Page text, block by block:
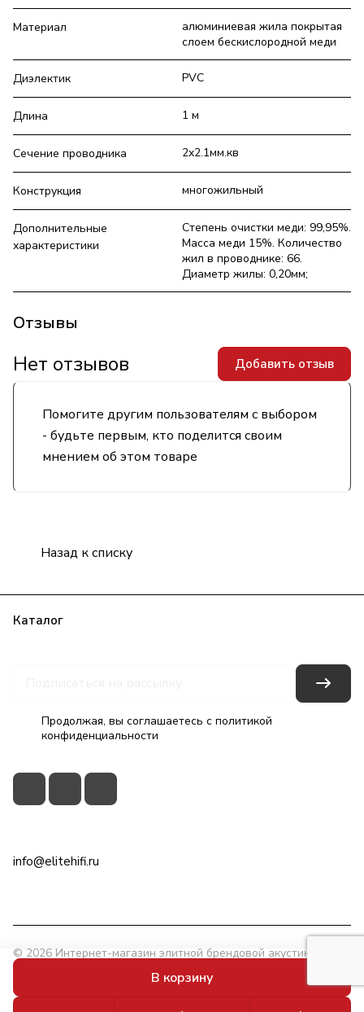
В корзину
Материал
алюминиевая жила покрытая
слоем бескислородной меди
Диэлектик PVC
Длина 1 м
Сечение проводника 2x2.1мм.кв
Конструкция многожильный
Дополнительные
характеристики
Степень очистки меди: 99,95%.
Масса меди 15%. Количество
жил в проводнике: 66.
Диаметр жилы: 0,20мм;
Отзывы
Помогите другим пользователям с выбором
- будьте первым, кто поделится своим
мнением об этом товаре
Нет отзывов Добавить отзыв
Назад к списку
Каталог
Продолжая, вы соглашаетесь с политикой
конфиденциальности
info@elitehifi.ru
© 2026 Интернет-магазин элитной брендовой акустики
Конфиденциальность